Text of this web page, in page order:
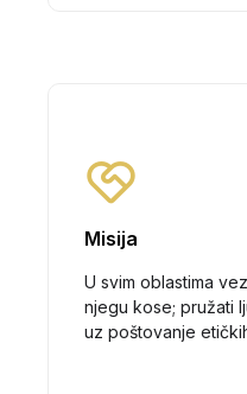
Misija
U svim oblastima
njegu kose; pružati
uz poštovanje